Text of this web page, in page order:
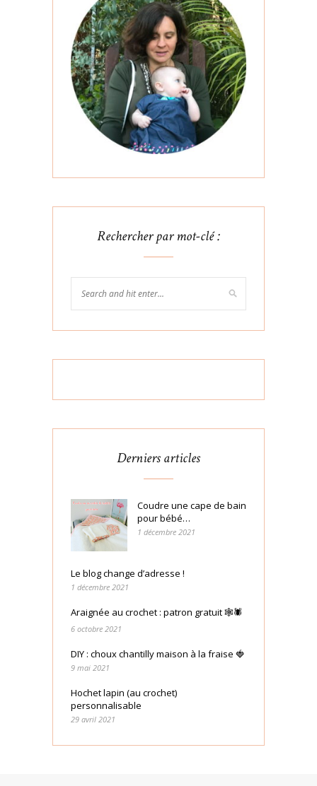
Rechercher par mot-clé :
Derniers articles
Coudre une cape de bain
pour bébé…
1 décembre 2021
Le blog change d’adresse !
1 décembre 2021
Araignée au crochet : patron gratuit 🕸🕷
6 octobre 2021
DIY : choux chantilly maison à la fraise 🍓
9 mai 2021
Hochet lapin (au crochet)
personnalisable
29 avril 2021